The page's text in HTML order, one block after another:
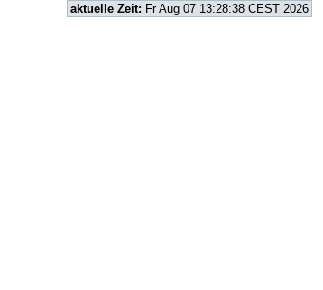
aktuelle Zeit: Fr Aug 07 13:28:38 CEST 2026